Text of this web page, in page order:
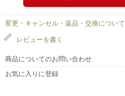
変更・キャンセル・返品・交換について
レビューを書く
商品についてのお問い合わせ
お気に入りに登録